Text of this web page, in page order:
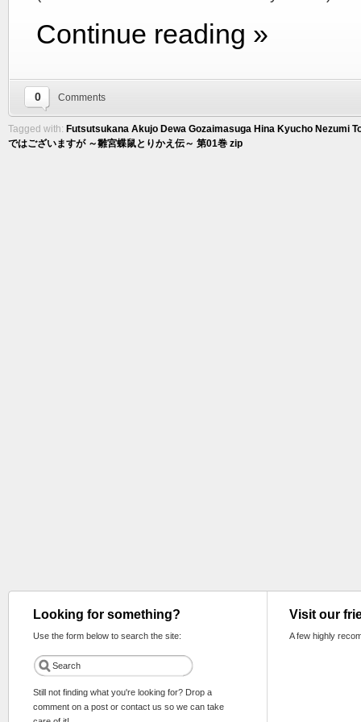
Continue reading »
0 Comments
Tagged with: Futsutsukana Akujo Dewa Gozaimasuga Hina Kyucho Nezumi
ではございますが ～雛宮蝶鼠とりかえ伝～ 第01巻 zip
Looking for something?
Use the form below to search the site:
Still not finding what you're looking for? Drop a
comment on a post or contact us so we can take
Visit our
A few highly